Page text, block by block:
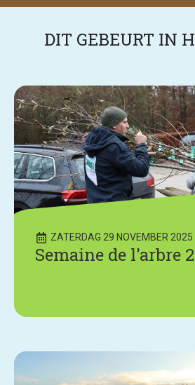
DIT GEBEURT IN
ZATERDAG 29 NOVEMBER 2025
Semaine de l'arbre